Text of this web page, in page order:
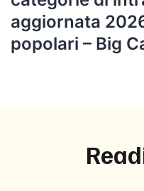
aggiornata
popolari – Big